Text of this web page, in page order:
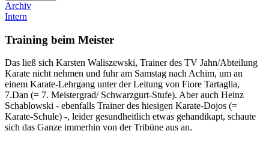
Archiv
Intern
Training beim Meister
Das ließ sich Karsten Waliszewski, Trainer des TV Jahn/Abteilung
Karate nicht nehmen und fuhr am Samstag nach Achim, um an
einem Karate-Lehrgang unter der Leitung von Fiore Tartaglia,
7.Dan (= 7. Meistergrad/ Schwarzgurt-Stufe). Aber auch Heinz
Schablowski - ebenfalls Trainer des hiesigen Karate-Dojos (=
Karate-Schule) -, leider gesundheitlich etwas gehandikapt, schaute
sich das Ganze immerhin von der Tribüne aus an.